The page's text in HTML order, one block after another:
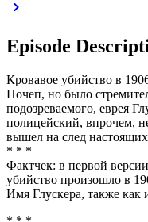
Episode
Кровавое убийство в
Почеп, но было
подозреваемого, еврея
полицейский, впрочем,
вышел на след
* * *
Фактчек: в первой
убийство произошло в
Имя Глускера, также как